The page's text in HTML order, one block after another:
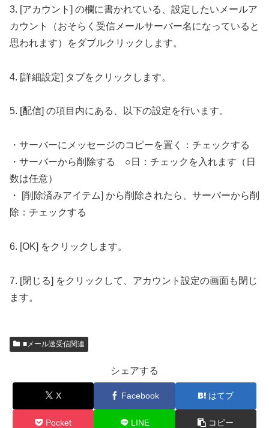
3. [アカウント] の欄に書かれている、設定したいメールア
カウント（おそらく受信メールサーバー名になっていると
思われます）をダブルクリックします。
4. [詳細設定] タブをクリックします。
5. [配信] の項目内にある、以下の設定を行います。
・サーバーにメッセージのコピーを置く：チェックする
・サーバーから削除する ○日：チェックを入れます（日
数は任意）
・ [削除済みアイテム] から削除されたら、サーバーから削
除：チェックする
6. [OK] をクリックします。
7. [閉じる] をクリックして、アカウント設定の画面も閉じ
ます。
■メール送受信関連
シェアする
X Facebook はてブ
Pocket LINE コピー